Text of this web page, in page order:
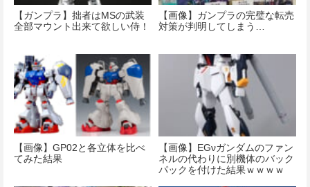
【ガンプラ】拙者はMSの武装
全部マウント出来て欲しい侍！
【画像】ガンプラの完璧な転売
対策が判明してしまう…
【画像】GP02と各立体を比べ
てみた結果
【画像】EGνガンダムのファン
ネルの代わりに別機体のバック
パックを付けた結果ｗｗｗｗ